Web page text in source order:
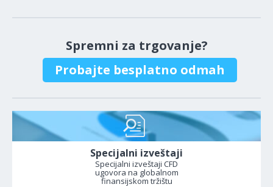
Spremni za trgovanje?
Probajte besplatno odmah
Specijalni izveštaji
Specijalni izveštaji CFD
ugovora na globalnom
finansijskom tržištu